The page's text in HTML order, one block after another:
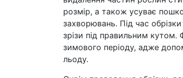
розмір, а також усуває
захворювань. Під час
зрізи під правильним кутом.
зимового періоду, адже
льоду.